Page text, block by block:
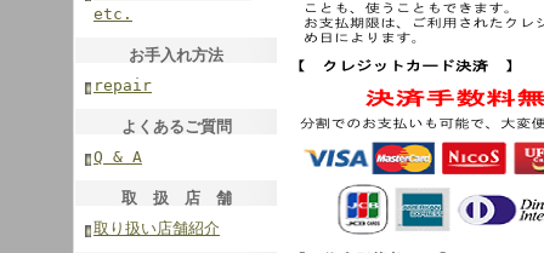
etc.
お手入れ方法
repair
よくあるご質問
Q & A
取 扱 店 舗
取り扱い店舗紹介